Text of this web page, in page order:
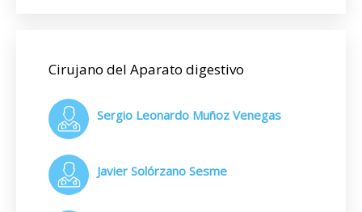
Cirujano del Aparato digestivo
Sergio Leonardo Muñoz Venegas
Javier Solórzano Sesme